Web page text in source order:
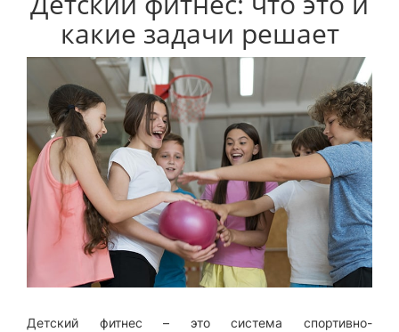
какие задачи решает
Детский фитнес – это система спортивно-